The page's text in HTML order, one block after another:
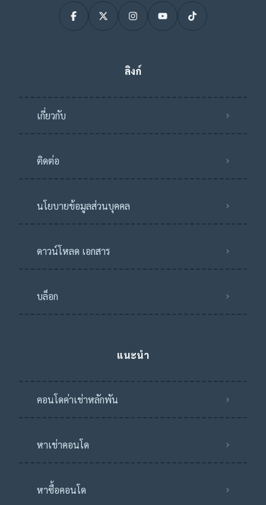
ลิงก์
เกี่ยวกับ
ติดต่อ
นโยบายข้อมูลส่วนบุคคล
ดาวน์โหลด เอกสาร
บล็อก
แนะนำ
คอนโดค่าเช่าหลักพัน
หาเช่าคอนโด
หาซื้อคอนโด